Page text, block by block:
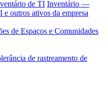
de TI Inventário —
outros ativos da empresa
de Espaços e Comunidades
de rastreamento de